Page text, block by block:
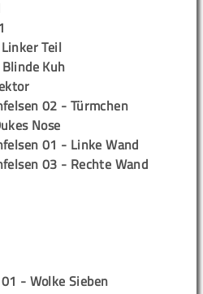
Teil
Kuh
02 - Türmchen
Nose
01 - Linke Wand
03 - Rechte Wand
- Wolke Sieben